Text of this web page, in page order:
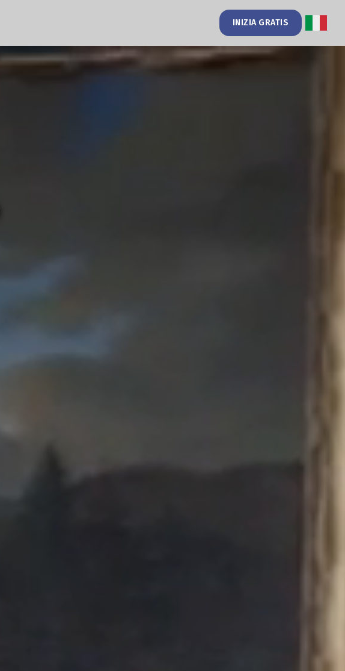
INIZIA GRATIS